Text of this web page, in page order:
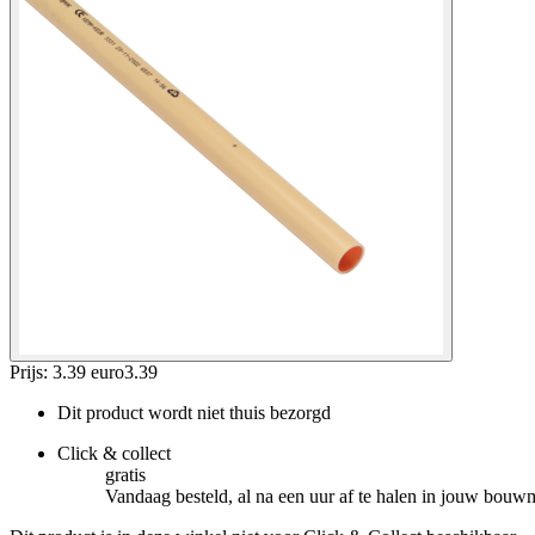
Prijs: 3.39 euro3.39
Dit product wordt niet thuis bezorgd
Click & collect
gratis
Vandaag besteld, al na een uur af te halen in jouw